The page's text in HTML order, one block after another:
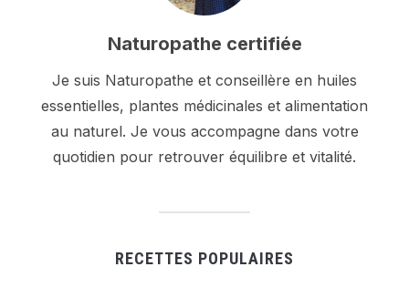
Naturopathe certifiée
Je suis Naturopathe et conseillère en huiles
essentielles, plantes médicinales et alimentation
au naturel. Je vous accompagne dans votre
quotidien pour retrouver équilibre et vitalité.
RECETTES POPULAIRES